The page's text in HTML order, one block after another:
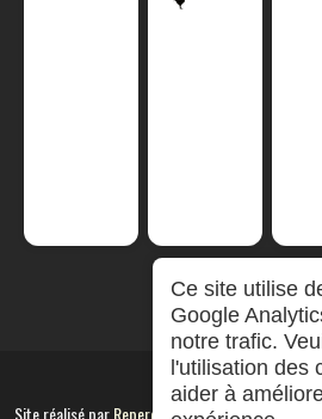
Site réalisé parRepereCom
Ce site utilise
Google
notre trafic.
l'utilisation des
aider à